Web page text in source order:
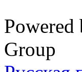
Powered
Group